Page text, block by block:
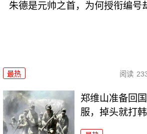
朱德是元帅之首，为何授衔编号
最热 阅读
郑维山准备回
服，掉头就打